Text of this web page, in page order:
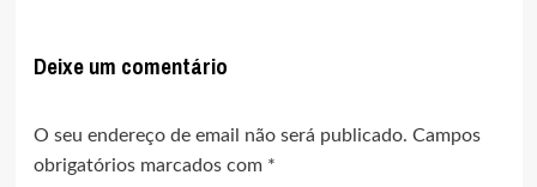
Deixe um comentário
O seu endereço de email não será publicado. Campos
obrigatórios marcados com *